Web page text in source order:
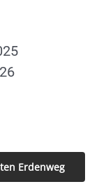
Erdenweg